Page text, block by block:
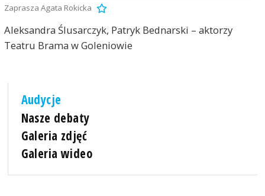
Zaprasza Agata Rokicka
Aleksandra Ślusarczyk, Patryk Bednarski – aktorzy
Teatru Brama w Goleniowie
Audycje
Nasze debaty
Galeria zdjęć
Galeria wideo